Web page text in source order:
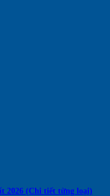
2026 (Chi tiết từng loại)